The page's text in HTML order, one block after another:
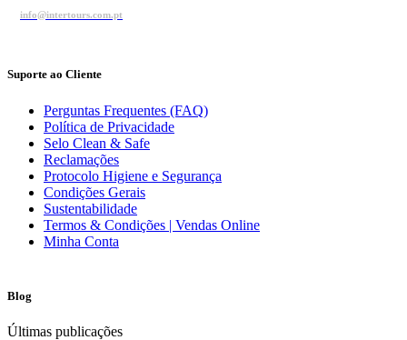
info@intertours.com.pt
Suporte ao Cliente
Perguntas Frequentes (FAQ)
Política de Privacidade
Selo Clean & Safe
Reclamações
Protocolo Higiene e Segurança
Condições Gerais
Sustentabilidade
Termos & Condições | Vendas Online
Minha Conta
Blog
Últimas publicações